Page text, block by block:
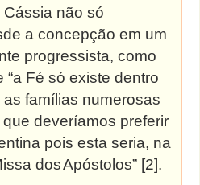
Cássia não só
a concepção em um
progressista, como
“a Fé só existe dentro
as famílias numerosas
que deveríamos preferir
pois esta seria, na
dosApóstolos” [2].